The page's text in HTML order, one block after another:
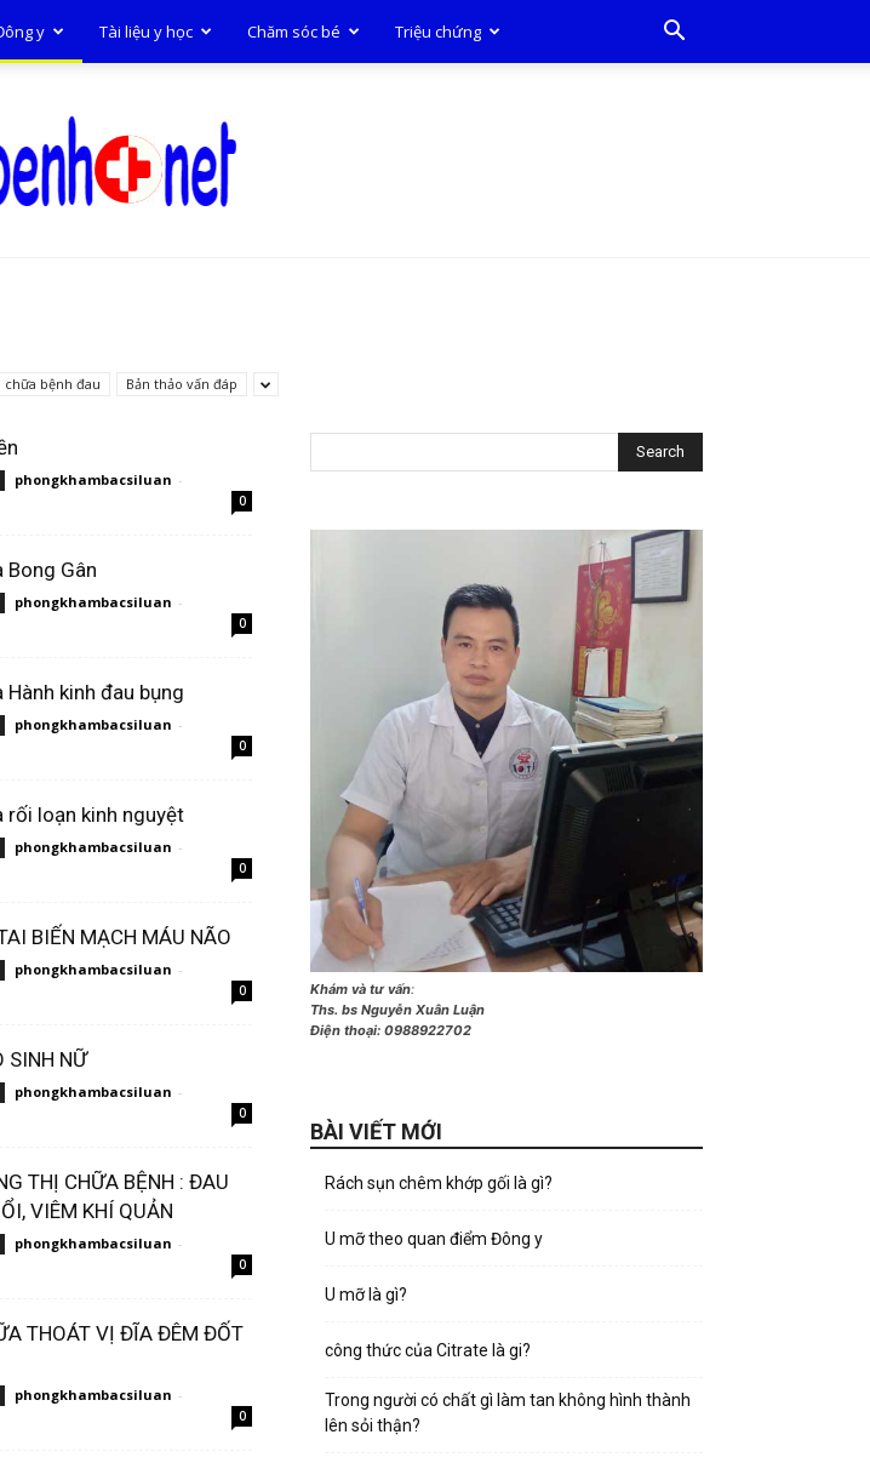
y Tài liệu y học Chăm sóc bé Triệu chứng
NET
bệnh đau Bản thảo vấn đáp
phongkhambacsiluan -
0
Bong Gân
phongkhambacsiluan -
0
kinh đau bụng
phongkhambacsiluan -
0
rối loạn kinh nguyệt
phongkhambacsiluan -
0
BIẾN MẠCH MÁU NÃO
phongkhambacsiluan -
0
SINH NỮ
phongkhambacsiluan -
0
THỊ CHỮA BỆNH : ĐAU
VIÊM KHÍ QUẢN
phongkhambacsiluan -
0
THOÁT VỊ ĐĨA ĐÊM ĐỐT
phongkhambacsiluan -
0
Khám và tư vấn:
Ths. bs Nguyễn Xuân Luận
Điện thoại: 0988922702
BÀI VIẾT MỚI
Rách sụn chêm khớp gối là gì?
U mỡ theo quan điểm Đông y
U mỡ là gì?
công thức của Citrate là gi?
Trong người có chất gì làm tan không hình thành
lên sỏi thận?